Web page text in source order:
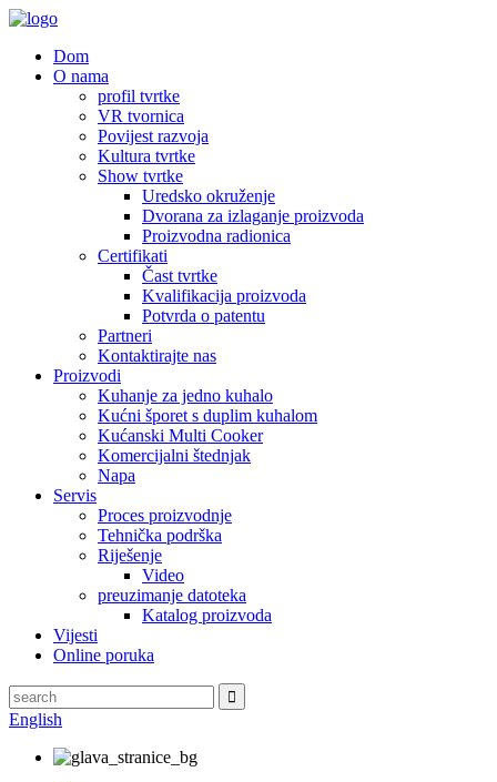
Dom
O nama
profil tvrtke
VR tvornica
Povijest razvoja
Kultura tvrtke
Show tvrtke
Uredsko okruženje
Dvorana za izlaganje proizvoda
Proizvodna radionica
Certifikati
Čast tvrtke
Kvalifikacija proizvoda
Potvrda o patentu
Partneri
Kontaktirajte nas
Proizvodi
Kuhanje za jedno kuhalo
Kućni šporet s duplim kuhalom
Kućanski Multi Cooker
Komercijalni štednjak
Napa
Servis
Proces proizvodnje
Tehnička podrška
Riješenje
Video
preuzimanje datoteka
Katalog proizvoda
Vijesti
Online poruka
English